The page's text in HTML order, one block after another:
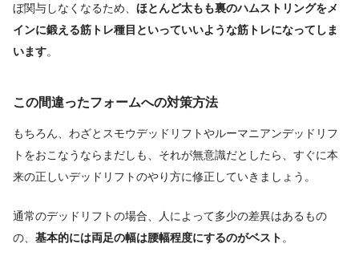
ぼ関与しなくなるため、 ほとんど太もも裏のハムストリングをメ
インに鍛える筋トレ種目といっていいような筋トレになってしま
います。
この間違ったフォームへの対策方法
もちろん、わざとスモウデッドリフトやルーマニアンデッドリフ
トをおこなうならまだしも、それが無意識だとしたら、すぐに本
来の正しいデッドリフトのやり方に修正していきましょう。
通常のデッドリフトの場合、人によって多少の差異はあるもの
の、 基本的には両足の幅は腰幅程度にするのがベスト 。